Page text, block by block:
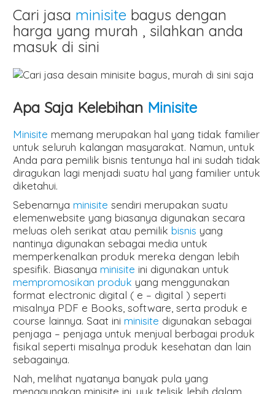
Cari jasa minisite bagus dengan
harga yang murah , silahkan anda
masuk di sini
Apa Saja Kelebihan Minisite
Minisite memang merupakan hal yang tidak familier
untuk seluruh kalangan masyarakat. Namun, untuk
Anda para pemilik bisnis tentunya hal ini sudah tidak
diragukan lagi menjadi suatu hal yang familier untuk
diketahui.
Sebenarnyaminisite sendiri merupakan suatu
elemenwebsite yang biasanya digunakan secara
meluas oleh serikat atau pemilikbisnis yang
nantinya digunakan sebagai media untuk
memperkenalkan produk mereka dengan lebih
spesifik. Biasanyaminisite ini digunakan untuk
mempromosikan produk yang menggunakan
format electronic digital ( e – digital ) seperti
misalnya PDF e Books, software, serta produk e
course lainnya. Saat iniminisite digunakan sebagai
penjaga – penjaga untuk menjual berbagai produk
fisikal seperti misalnya produk kesehatan dan lain
sebagainya.
Nah, melihat nyatanya banyak pula yang
menggunakan minisite ini, yuk telisik lebih dalam